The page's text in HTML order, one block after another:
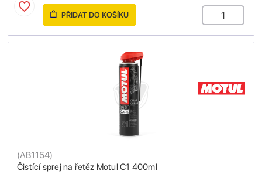
PŘIDAT DO KOŠÍKU
Čistící sprej na řetěz Motul C1 400ml
(AB1154)